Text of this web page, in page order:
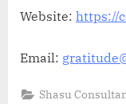
Website: https://
Email:
Shasu